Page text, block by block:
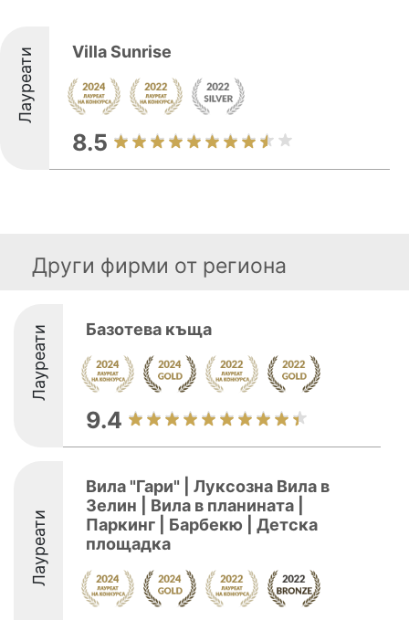
Лауреати Villa Sunrise
8.5
Други фирми от региона
Лауреати Базотева къща
9.4
Лауреати
Вила "Гари" | Луксозна Вила в
Зелин | Вила в планината |
Паркинг | Барбекю | Детска
площадка